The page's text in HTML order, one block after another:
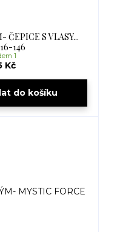
ČEPICE S VLASY...
146
Kč
1
do košíku